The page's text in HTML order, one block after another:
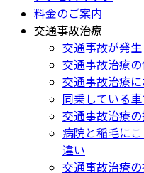
料金のご案内
交通事故治療
交通事故が発
交通事故治療
交通事故治療
同乗している
交通事故治療
病院と稲毛に
違い
交通事故治療